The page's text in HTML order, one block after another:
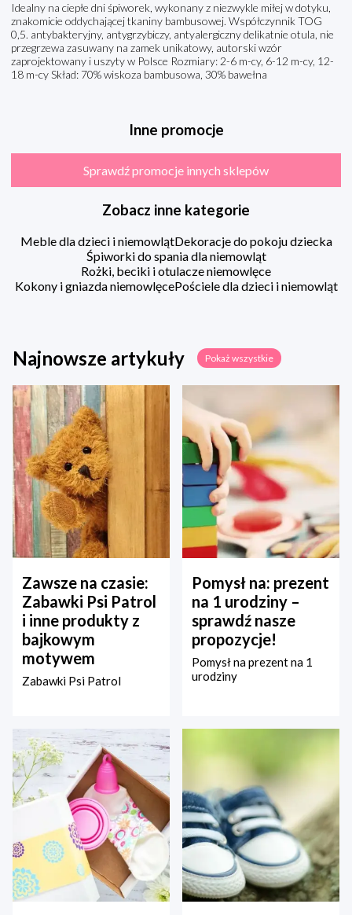
Idealny na ciepłe dni śpiworek, wykonany z niezwykle miłej w dotyku,
znakomicie oddychającej tkaniny bambusowej. Współczynnik TOG
0,5. antybakteryjny, antygrzybiczy, antyalergiczny delikatnie otula, nie
przegrzewa zasuwany na zamek unikatowy, autorski wzór
zaprojektowany i uszyty w Polsce Rozmiary: 2-6 m-cy, 6-12 m-cy, 12-
18 m-cy Skład: 70% wiskoza bambusowa, 30% bawełna
Inne promocje
Sprawdź promocje innych sklepów
Zobacz inne kategorie
Meble dla dzieci i niemowlątDekoracje do pokoju dziecka
Śpiworki do spania dla niemowląt
Rożki, beciki i otulacze niemowlęce
Kokony i gniazda niemowlęcePościele dla dzieci i niemowląt
Najnowsze artykuły Pokaż wszystkie
Zawsze na czasie:
Zabawki Psi Patrol
i inne produkty z
bajkowym
motywem
Zabawki Psi Patrol
Pomysł na: prezent
na 1 urodziny –
sprawdź nasze
propozycje!
Pomysł na prezent na 1
urodziny